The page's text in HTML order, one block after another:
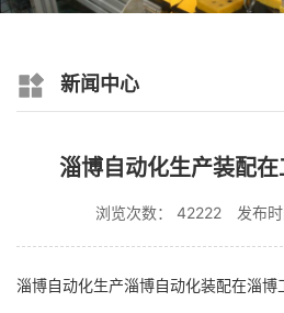
新闻中心
淄博自动化生产装配
浏览次数： 42222 发布
淄博自动化生产淄博自动化装配在淄博